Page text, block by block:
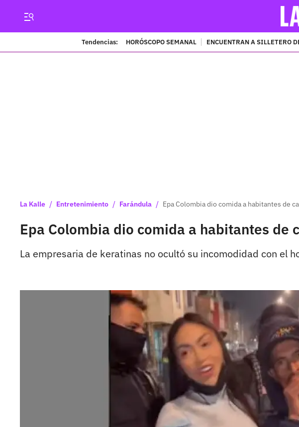
Tendencias: HORÓSCOPO SEMANAL ENCUENTRAN A SILLETERO
La Kalle / Entretenimiento / Farándula / Epa Colombia dio comida a habitantes de
Epa Colombia dio comida a habitantes
La empresaria de keratinas no ocultó su incomodidad con el